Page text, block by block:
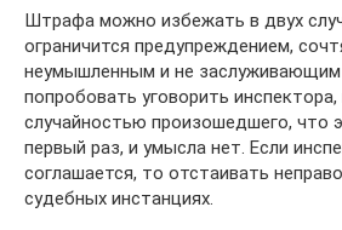
Штрафа можно избежать в двух
ограничится предупреждением,
неумышленным и не
попробовать уговорить
случайностью произошедшего, что
первый раз, и умысла нет. Если
соглашается, то отстаивать
судебных инстанциях.